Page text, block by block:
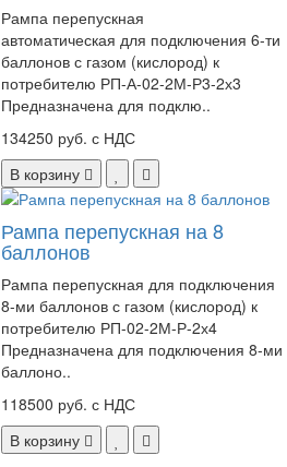
Рампа перепускная
автоматическая для подключения 6-ти
баллонов с газом (кислород) к
потребителю РП-А-02-2М-Р3-2х3
Предназначена для подклю..
134250 руб. с НДС
В корзину
Рампа перепускная на 8
баллонов
Рампа перепускная для подключения
8-ми баллонов с газом (кислород) к
потребителю РП-02-2М-Р-2х4
Предназначена для подключения 8-ми
баллоно..
118500 руб. с НДС
В корзину